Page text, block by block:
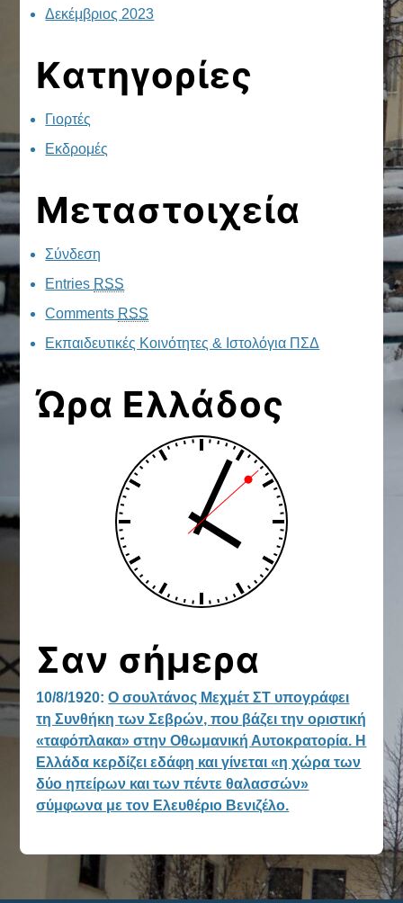
Δεκέμβριος 2023
Kατηγορίες
Γιορτές
Εκδρομές
Μεταστοιχεία
Σύνδεση
Entries RSS
Comments RSS
Εκπαιδευτικές Κοινότητες & Ιστολόγια ΠΣΔ
Ώρα Ελλάδος
Σαν σήμερα
10/8/1920:Ο σουλτάνος Μεχμέτ ΣΤ υπογράφει
τη Συνθήκη των Σεβρών, που βάζει την οριστική
«ταφόπλακα» στην Οθωμανική Αυτοκρατορία. Η
Ελλάδα κερδίζει εδάφη και γίνεται «η χώρα των
δύο ηπείρων και των πέντε θαλασσών»
σύμφωνα με τον Ελευθέριο Βενιζέλο.